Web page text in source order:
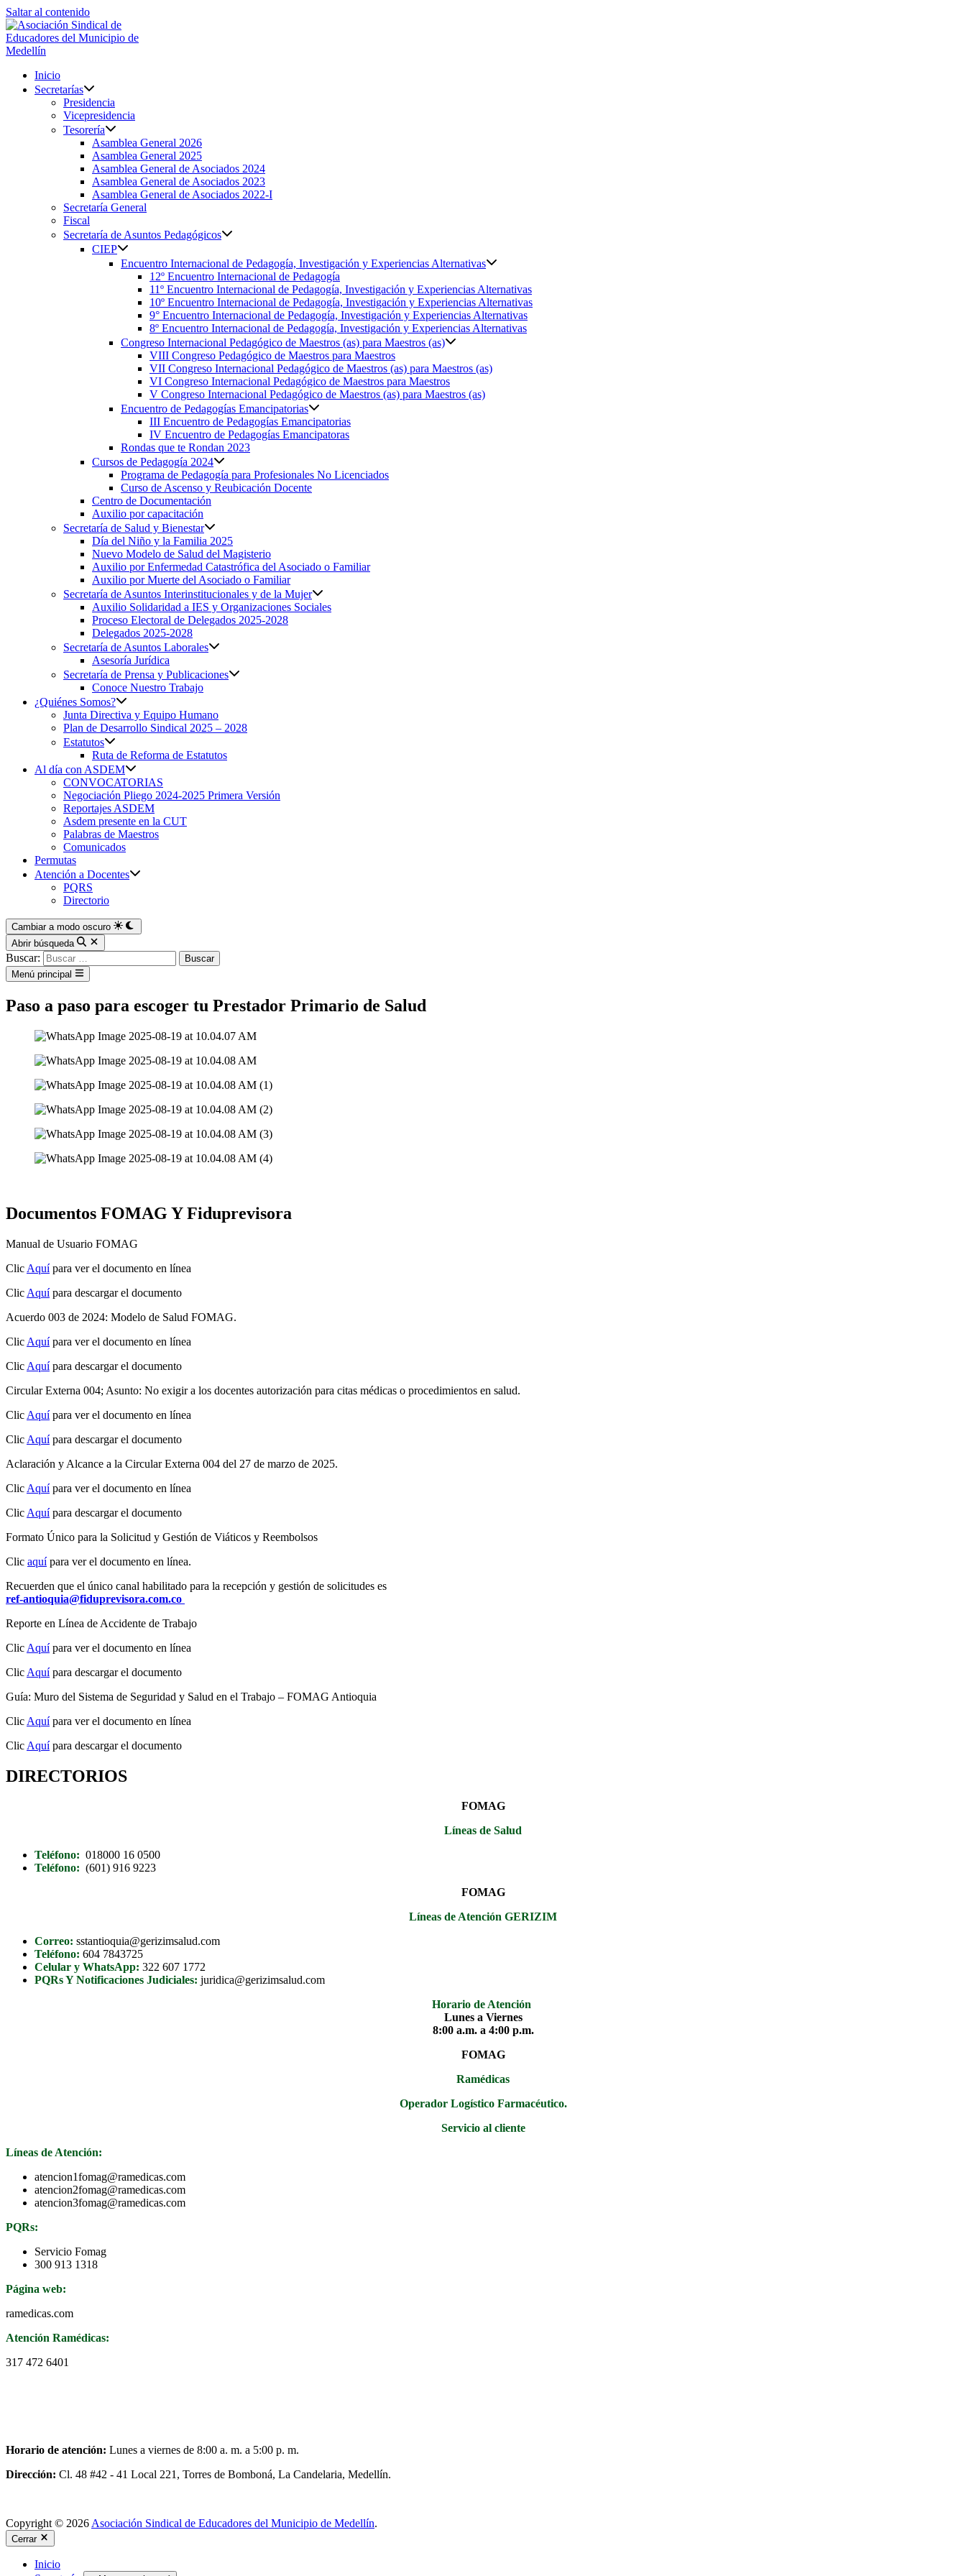
Saltar al contenido
Inicio
Secretarías
Presidencia
Vicepresidencia
Tesorería
Asamblea General 2026
Asamblea General 2025
Asamblea General de Asociados 2024
Asamblea General de Asociados 2023
Asamblea General de Asociados 2022-I
Secretaría General
Fiscal
Secretaría de Asuntos Pedagógicos
CIEP
Encuentro Internacional de Pedagogía, Investigación y Experiencias Alternativas
12º Encuentro Internacional de Pedagogía
11º Encuentro Internacional de Pedagogía, Investigación y Experiencias Alternativas
10º Encuentro Internacional de Pedagogía, Investigación y Experiencias Alternativas
9° Encuentro Internacional de Pedagogía, Investigación y Experiencias Alternativas
8º Encuentro Internacional de Pedagogía, Investigación y Experiencias Alternativas
Congreso Internacional Pedagógico de Maestros (as) para Maestros (as)
VIII Congreso Pedagógico de Maestros para Maestros
VII Congreso Internacional Pedagógico de Maestros (as) para Maestros (as)
VI Congreso Internacional Pedagógico de Maestros para Maestros
V Congreso Internacional Pedagógico de Maestros (as) para Maestros (as)
Encuentro de Pedagogías Emancipatorias
III Encuentro de Pedagogías Emancipatorias
IV Encuentro de Pedagogías Emancipatoras
Rondas que te Rondan 2023
Cursos de Pedagogía 2024
Programa de Pedagogía para Profesionales No Licenciados
Curso de Ascenso y Reubicación Docente
Centro de Documentación
Auxilio por capacitación
Secretaría de Salud y Bienestar
Día del Niño y la Familia 2025
Nuevo Modelo de Salud del Magisterio
Auxilio por Enfermedad Catastrófica del Asociado o Familiar
Auxilio por Muerte del Asociado o Familiar
Secretaría de Asuntos Interinstitucionales y de la Mujer
Auxilio Solidaridad a IES y Organizaciones Sociales
Proceso Electoral de Delegados 2025-2028
Delegados 2025-2028
Secretaría de Asuntos Laborales
Asesoría Jurídica
Secretaría de Prensa y Publicaciones
Conoce Nuestro Trabajo
¿Quiénes Somos?
Junta Directiva y Equipo Humano
Plan de Desarrollo Sindical 2025 – 2028
Estatutos
Ruta de Reforma de Estatutos
Al día con ASDEM
CONVOCATORIAS
Negociación Pliego 2024-2025 Primera Versión
Reportajes ASDEM
Asdem presente en la CUT
Palabras de Maestros
Comunicados
Permutas
Atención a Docentes
PQRS
Directorio
Cambiar a modo oscuro
Abrir búsqueda
Buscar:
Menú principal
Paso a paso para escoger tu Prestador Primario de Salud
Documentos FOMAG Y Fiduprevisora
Manual de Usuario FOMAG
Clic Aquípara ver el documento en línea
Clic Aquípara descargar el documento
Acuerdo 003 de 2024: Modelo de Salud FOMAG.
Clic Aquípara ver el documento en línea
Clic Aquípara descargar el documento
Circular Externa 004; Asunto: No exigir a los docentes autorización para citas médicas o procedimientos en salud.
Clic Aquípara ver el documento en línea
Clic Aquípara descargar el documento
Aclaración y Alcance a la Circular Externa 004 del 27 de marzo de 2025.
Clic Aquípara ver el documento en línea
Clic Aquípara descargar el documento
Formato Único para la Solicitud y Gestión de Viáticos y Reembolsos
Clic aquípara ver el documento en línea.
Recuerden que el único canal habilitado para la recepción y gestión de solicitudes es
ref-antioquia@fiduprevisora.com.co
Reporte en Línea de Accidente de Trabajo
Clic Aquípara ver el documento en línea
Clic Aquípara descargar el documento
Guía: Muro del Sistema de Seguridad y Salud en el Trabajo – FOMAG Antioquia
Clic Aquípara ver el documento en línea
Clic Aquípara descargar el documento
DIRECTORIOS
FOMAG
Líneas de Salud
Teléfono: 018000 16 0500
Teléfono: (601) 916 9223
FOMAG
Líneas de Atención GERIZIM
Correo: sstantioquia@gerizimsalud.com
Teléfono: 604 7843725
Celular y WhatsApp: 322 607 1772
PQRs Y Notificaciones Judiciales: juridica@gerizimsalud.com
Horario de Atención
Lunes a Viernes
8:00 a.m. a 4:00 p.m.
FOMAG
Ramédicas
Operador Logístico Farmacéutico.
Servicio al cliente
Líneas de Atención:
atencion1fomag@ramedicas.com
atencion2fomag@ramedicas.com
atencion3fomag@ramedicas.com
PQRs:
Servicio Fomag
300 913 1318
Página web:
ramedicas.com
Atención Ramédicas:
317 472 6401
Horario de atención: Lunes a viernes de 8:00 a. m. a 5:00 p. m.
Dirección: Cl. 48 #42 - 41 Local 221, Torres de Bomboná, La Candelaria, Medellín.
Copyright © 2026Asociación Sindical de Educadores del Municipio de Medellín.
Cerrar
Inicio